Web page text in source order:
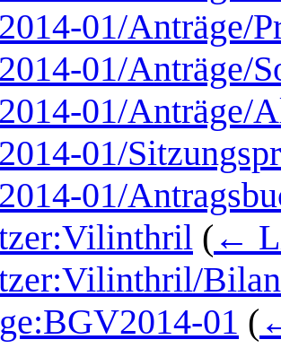
01/Anträge/
01/Anträge/
01/Anträge/
01/
01/
( ←
01 (